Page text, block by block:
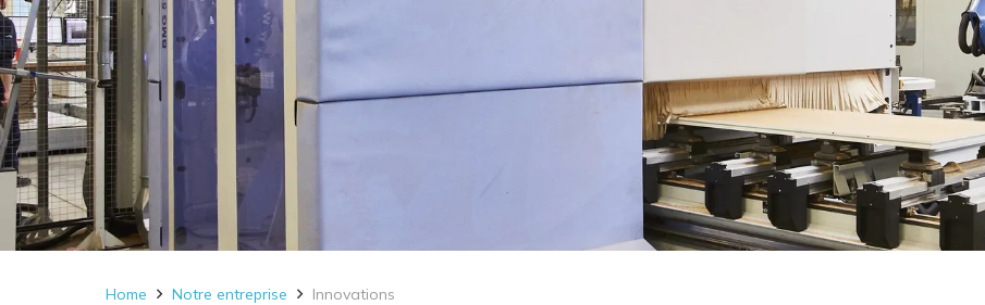
Home Notre entreprise Innovations